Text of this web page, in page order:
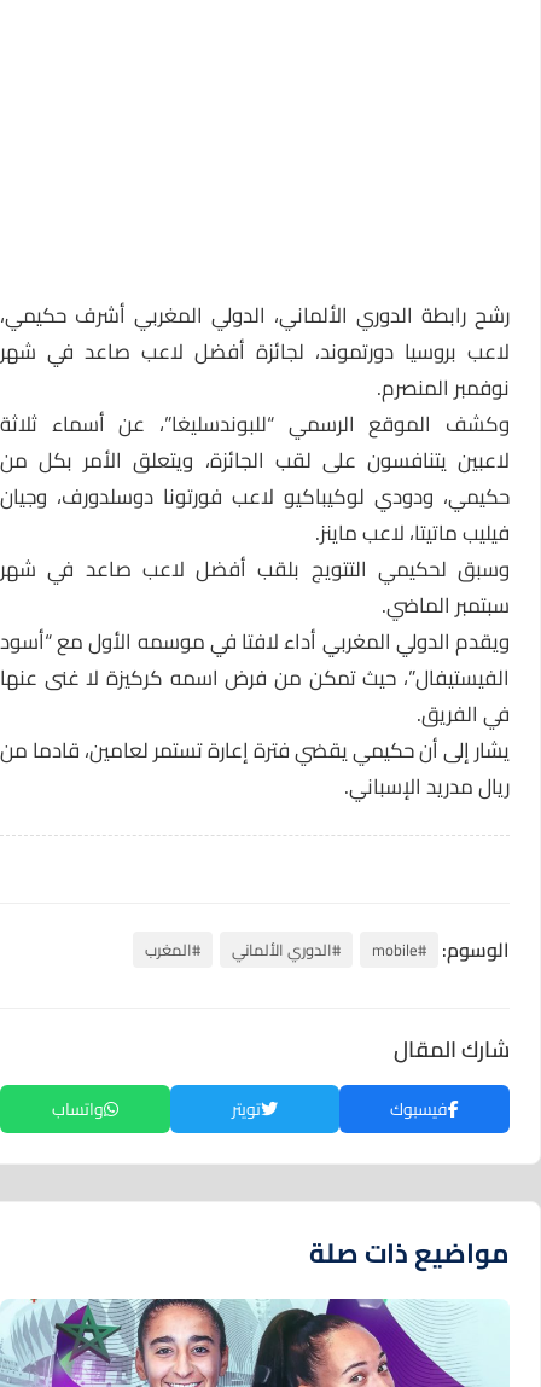
رشح رابطة الدوري الألماني، الدولي المغربي أشرف حكيمي،
لاعب بروسيا دورتموند، لجائزة أفضل لاعب صاعد في شهر
نوفمبر المنصرم.
وكشف الموقع الرسمي “للبوندسليغا”، عن أسماء ثلاثة
لاعبين يتنافسون على لقب الجائزة، ويتعلق الأمر بكل من
حكيمي، ودودي لوكيباكيو لاعب فورتونا دوسلدورف، وجيان
فيليب ماتيتا، لاعب ماينز.
وسبق لحكيمي التتويج بلقب أفضل لاعب صاعد في شهر
سبتمبر الماضي.
ويقدم الدولي المغربي أداء لافتا في موسمه الأول مع “أسود
الفيستيفال”، حيث تمكن من فرض اسمه كركيزة لا غنى عنها
في الفريق.
يشار إلى أن حكيمي يقضي فترة إعارة تستمر لعامين، قادما من
ريال مدريد الإسباني.
الوسوم: #mobile #الدوري الألماني #المغرب
شارك المقال
فيسبوك تويتر واتساب
مواضيع ذات صلة